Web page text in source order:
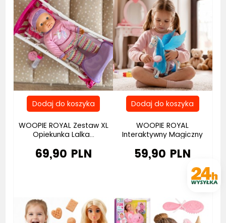
WOOPIE ROYAL Zestaw XL
Opiekunka Lalka...
69,90 PLN
WOOPIE ROYAL
Interaktywny Magiczny
59,90 PLN